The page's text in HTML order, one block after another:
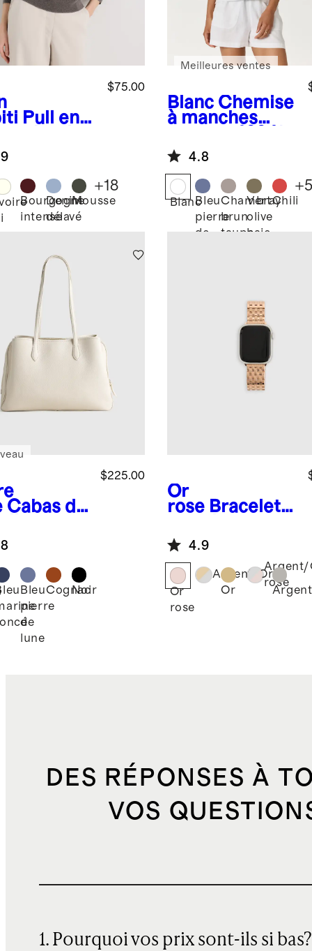
Pull en
à col
$75.00
Bourgogne
intense
Denim
délavé
Mousse
+18
Blanc Chemise
à manches
lin européen
Meilleures ventes
4.8
BlancBleu
pierre
de
Chambray
brun
taupe
Vert
olive
baie
Chili
+
Cabas de
$225.00
Bleu
pierre
de
lune
Cognac
Noir
Or
rose Bracelet
inoxydable
pour montre
intelligente
4.9
Or
rose
Argent/Or
Or
Argent/
rose
Argent
DES RÉPONSES À
VOS
1. Pourquoi vos prix sont-ils si bas?